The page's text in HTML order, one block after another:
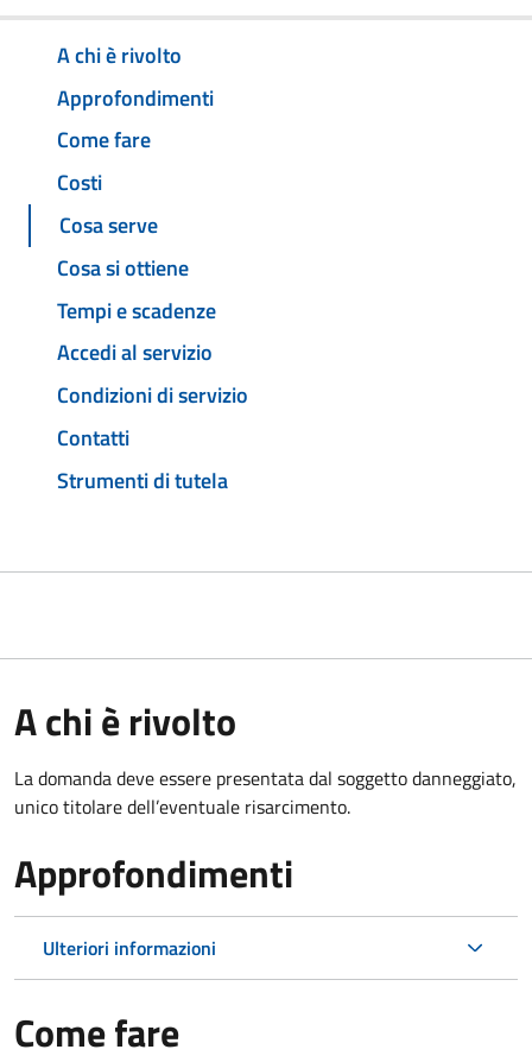
A chi è rivolto
Approfondimenti
Come fare
Costi
Cosa serve
Cosa si ottiene
Tempi e scadenze
Accedi al servizio
Condizioni di servizio
Contatti
Strumenti di tutela
A chi è rivolto
La domanda deve essere presentata dal soggetto danneggiato,
unico titolare dell’eventuale risarcimento.
Approfondimenti
Ulteriori informazioni
Come fare